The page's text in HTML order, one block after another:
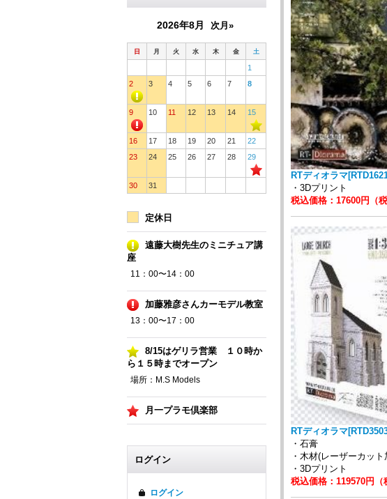
2026年8月 次月»
日 月 火 水 木 金 土
1
2
3 4 5 6 7 8
9 10 11 12 13 14 15
16 17 18 19 20 21
22
23
24 25 26 27 28 29
30 31
定休日
遠藤大樹先生のミニチュア講
座
11：00〜14：00
加藤雅彦さんカーモデル教室
13：00〜17：00
8/15はゲリラ営業 １０時か
ら１５時までオープン
場所：M.S Models
月一プラモ倶楽部
ログイン
ログイン
RTディオラマ
・3Dプリント
税込価格：17600円（
RTディオラマ
・石膏
・木材(レーザーカッ
・3Dプリント
税込価格：119570円